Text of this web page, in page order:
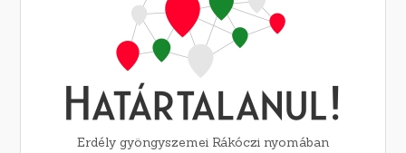
Erdély gyöngyszemei Rákóczi nyomában